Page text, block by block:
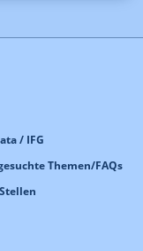
/ IFG
Themen/FAQs